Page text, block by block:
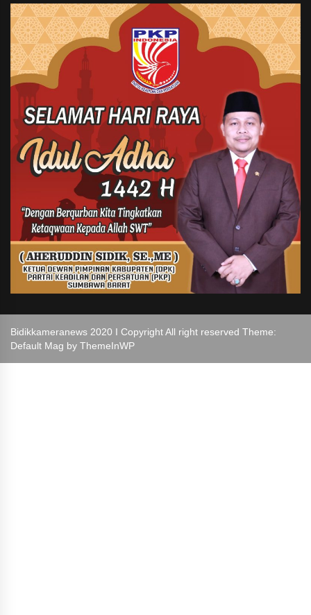
Bidikkameranews 2020 I Copyright All right reserved Theme:
Default Mag by ThemeInWP